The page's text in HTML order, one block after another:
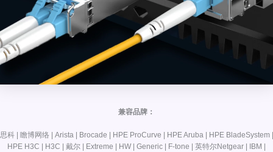
兼容品牌：
思科 | 瞻博网络 | Arista | Brocade | HPE ProCurve | HPE Aruba | HPE BladeSystem |
HPE H3C | H3C | 戴尔 | Extreme | HW | Generic | F-tone | 英特尔Netgear | IBM |